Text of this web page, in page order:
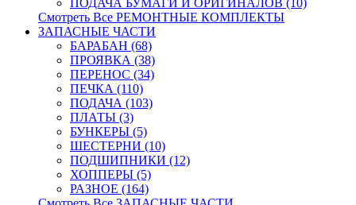
ПОДАЧА БУМАГИ И ОРИГИНАЛОВ (10)
Смотреть Все РЕМОНТНЫЕ КОМПЛЕКТЫ
ЗАПАСНЫЕ ЧАСТИ
БАРАБАН (68)
ПРОЯВКА (38)
ПЕРЕНОС (34)
ПЕЧКА (110)
ПОДАЧА (103)
ПЛАТЫ (3)
БУНКЕРЫ (5)
ШЕСТЕРНИ (10)
ПОДШИПНИКИ (12)
ХОППЕРЫ (5)
РАЗНОЕ (164)